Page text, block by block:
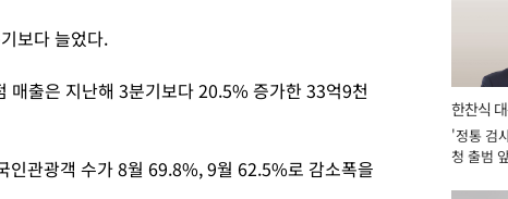
보다 늘었다.
매출은 지난해 3분기보다 20.5% 증가한 33억9천
인관광객 수가 8월 69.8%, 9월 62.5%로 감소폭을
한찬식
서관
'정통 검
청 출범